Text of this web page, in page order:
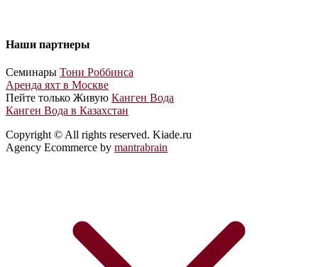
Наши партнеры
Cеминары Тони Роббинса
Аренда яхт в Москве
Пейте только Живую Канген Вода
Канген Вода в Казахстан
Copyright © All rights reserved. Kiade.ru
Agency Ecommerce by mantrabrain